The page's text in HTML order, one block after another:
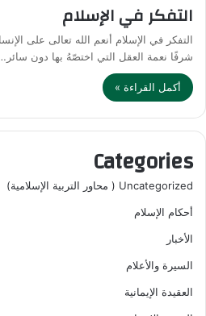
التفكر في الإسلام
التفكر في الإسلام أنعم الله تعالى على
شرفًا نعمة العقل التي اختصّهُ بها دون
أكمل القراءة »
Categories
Uncategorized ( محاور التربية الإسلامية)
أحكام الإسلام
الأخبار
السيرة والأعلام
العقيدة الإيمانية